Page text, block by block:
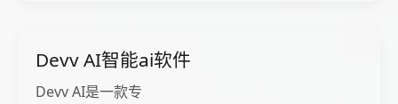
Devv AI智能ai软件
Devv AI是一款专